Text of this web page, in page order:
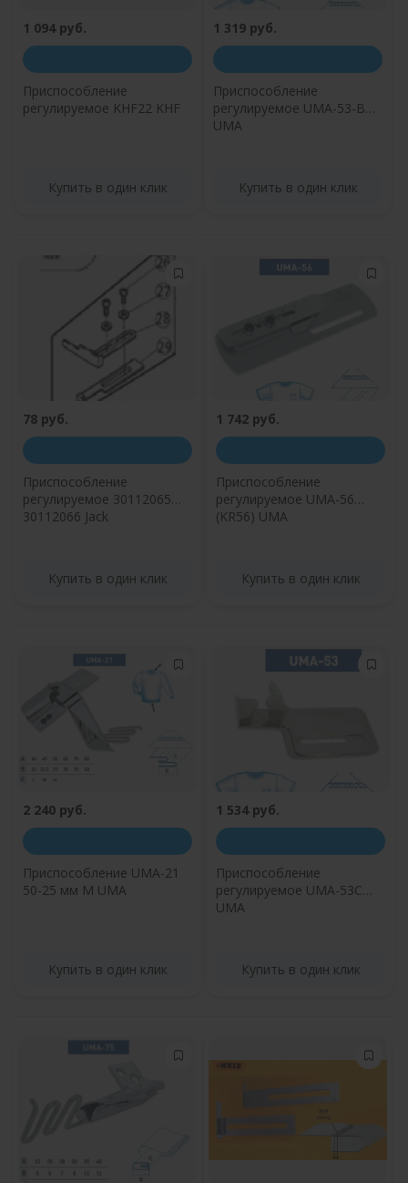
1 094 руб.
Приспособление
регулируемое KHF22 KHF
Купить в один клик
1 319 руб.
Приспособление
регулируемое UMA-53-B
UMA
Купить в один клик
78 руб.
Приспособление
регулируемое 30112065
30112066 Jack
Купить в один клик
1 742 руб.
Приспособление
регулируемое UMA-56
(KR56) UMA
Купить в один клик
2 240 руб.
Приспособление UMA-21
50-25 мм M UMA
Купить в один клик
1 534 руб.
Приспособление
регулируемое UMA-53С
UMA
Купить в один клик